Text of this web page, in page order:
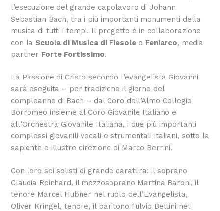
l’esecuzione del grande capolavoro di Johann
Sebastian Bach, tra i più importanti monumenti della
musica di tutti i tempi. Il progetto è in collaborazione
con la Scuola di Musica di Fiesolee Feniarco, media
partner Forte Fortissimo.
La Passione di Cristo secondo l’evangelista Giovanni
sarà eseguita – per tradizione il giorno del
compleanno di Bach – dal Coro dell’Almo Collegio
Borromeo insieme al Coro Giovanile Italiano e
all’Orchestra Giovanile Italiana, i due più importanti
complessi giovanili vocali e strumentali italiani, sotto la
sapiente e illustre direzione di Marco Berrini.
Con loro sei solisti di grande caratura: il soprano
Claudia Reinhard, il mezzosoprano Martina Baroni, il
tenore Marcel Hubner nel ruolo dell’Evangelista,
Oliver Kringel, tenore, il baritono Fulvio Bettini nel